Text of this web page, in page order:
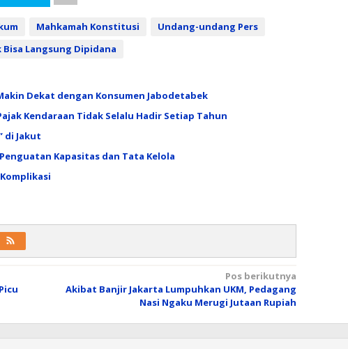
Mahkamah Konstitusi
Undang-undang Pers
Langsung Dipidana
Dekat dengan Konsumen Jabodetabek
Kendaraan Tidak Selalu Hadir Setiap Tahun
di Jakut
Kapasitas dan Tata Kelola
Pos berikutnya
Akibat Banjir Jakarta Lumpuhkan UKM, Pedagang
Nasi Ngaku Merugi Jutaan Rupiah